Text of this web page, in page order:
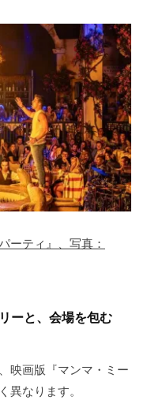
ーティ』、写真：
ーと、会場を包む
映画版『マンマ・ミー
異なります。